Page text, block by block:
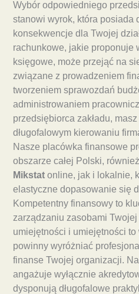
Wybór odpowiedniego
stanowi wyrok, która posiada
konsekwencje dla Twojej
rachunkowe, jakie proponuje
księgowe, może przejąć na
związane z prowadzeniem
tworzeniem sprawozdań
administrowaniem
przedsiębiorca zakładu,
długofalowym kierowaniu
Nasze placówka finansowe
obszarze całej Polski, również
Mikstat online, jak i lokalnie,
elastyczne dopasowanie się
Kompetentny finansowy to
zarządzaniu zasobami
umiejętności i umiejętności to
powinny wyróżniać
finanse Twojej organizacji.
angażuje wyłącznie
dysponują długofalowe